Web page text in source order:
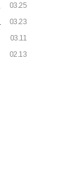
03.25
03.23
03.11
02.13